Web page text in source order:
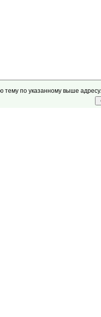
тему по указанному выше адресу.